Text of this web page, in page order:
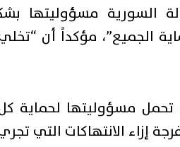
السورية مسؤوليتها
الجميع”، مؤكداً أن
تحمل مسؤوليتها لحماية
إزاء الانتهاكات التي